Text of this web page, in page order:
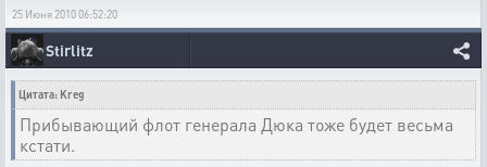
25 Июня 2010 06:52:20
Stirlitz
Цитата: Kreg
Прибывающий флот генерала Дюка тоже будет весьма
кстати.